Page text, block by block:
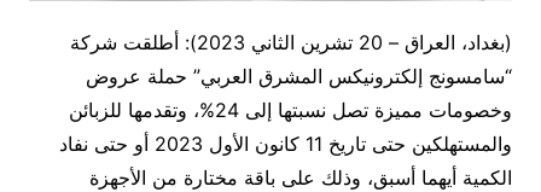
(بغداد، العراق – 20 تشرين الثاني 2023): أطلقت شركة
“سامسونج إلكترونيكس المشرق العربي” حملة عروض
وخصومات مميزة تصل نسبتها إلى 24%، وتقدمها للزبائن
والمستهلكين حتى تاريخ 11 كانون الأول 2023 أو حتى نفاد
الكمية أيهما أسبق، وذلك على باقة مختارة من الأجهزة